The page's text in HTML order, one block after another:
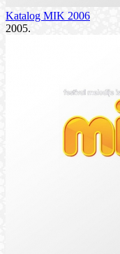
Katalog MIK 2006
2005.